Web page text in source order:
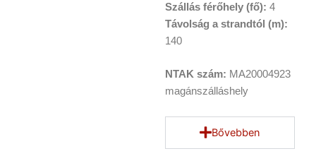
Szállás férőhely (fő): 4
Távolság a strandtól (m):
140
NTAK szám: MA20004923
magánszálláshely
Bővebben